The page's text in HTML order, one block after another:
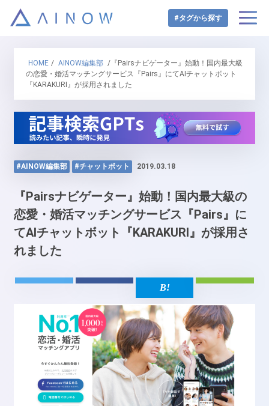
#タグから探す
HOME / AINOW編集部 /『Pairsナビゲーター』始動！国内最大級
の恋愛・婚活マッチングサービス『Pairs』にてAIチャットボット
『KARAKURI』が採用されました
#AINOW編集部 #チャットボット 2019.03.18
『Pairsナビゲーター』始動！国内最大級の
恋愛・婚活マッチングサービス『Pairs』に
てAIチャットボット『KARAKURI』が採用さ
れました